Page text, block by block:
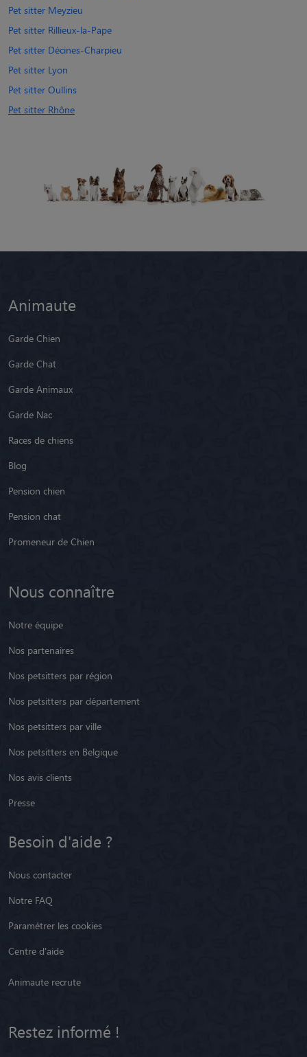
Pet sitter Meyzieu
Pet sitter Rillieux-la-Pape
Pet sitter Décines-Charpieu
Pet sitter Lyon
Pet sitter Oullins
Pet sitter Rhône
Animaute
Garde Chien
Garde Chat
Garde Animaux
Garde Nac
Races de chiens
Blog
Pension chien
Pension chat
Promeneur de Chien
Nous connaître
Notre équipe
Nos partenaires
Nos petsitters par région
Nos petsitters par département
Nos petsitters par ville
Nos petsitters en Belgique
Nos avis clients
Presse
Besoin d'aide ?
Nous contacter
Notre FAQ
Paramétrer les cookies
Centre d'aide
Animaute recrute
Restez informé !